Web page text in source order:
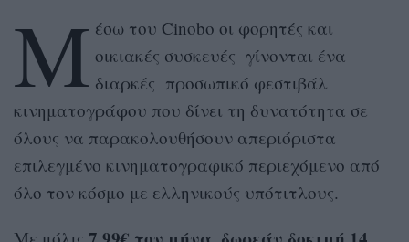
Μ έσω του Cinobo οι φορητές και
οικιακές συσκευές γίνονται ένα
διαρκές προσωπικό φεστιβάλ
κινηματογράφου που δίνει τη δυνατότητα σε
όλους να παρακολουθήσουν απεριόριστα
επιλεγμένο κινηματογραφικό περιεχόμενο από
όλο τον κόσμο με ελληνικούς υπότιτλους.